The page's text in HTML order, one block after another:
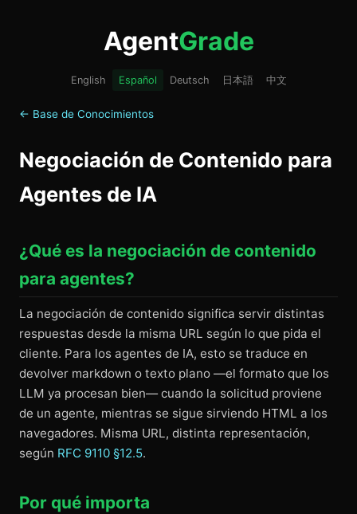
AgentGrade
English Español Deutsch 日本語 中文
← Base de Conocimientos
Negociación de Contenido para
Agentes de IA
¿Qué es la negociación de contenido
para agentes?
La negociación de contenido significa servir distintas
respuestas desde la misma URL según lo que pida el
cliente. Para los agentes de IA, esto se traduce en
devolver markdown o texto plano —el formato que los
LLM ya procesan bien— cuando la solicitud proviene
de un agente, mientras se sigue sirviendo HTML a los
navegadores. Misma URL, distinta representación,
según RFC 9110 §12.5.
Por qué importa